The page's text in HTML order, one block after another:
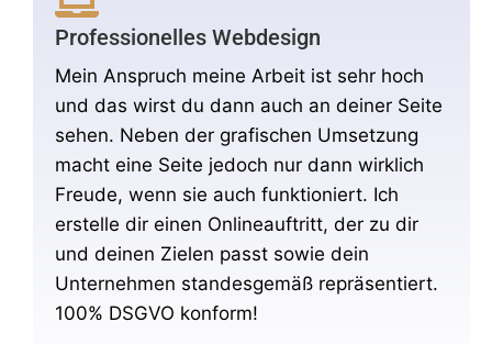
Professionelles Webdesign
Mein Anspruch meine Arbeit ist sehr hoch
und das wirst du dann auch an deiner Seite
sehen. Neben der grafischen Umsetzung
macht eine Seite jedoch nur dann wirklich
Freude, wenn sie auch funktioniert. Ich
erstelle dir einen Onlineauftritt, der zu dir
und deinen Zielen passt sowie dein
Unternehmen standesgemäß repräsentiert.
100% DSGVO konform!